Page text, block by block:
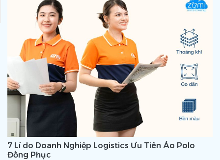
7 Lí do Doanh Nghiệp Logistics Ưu Tiên Áo Polo
Đồng Phục